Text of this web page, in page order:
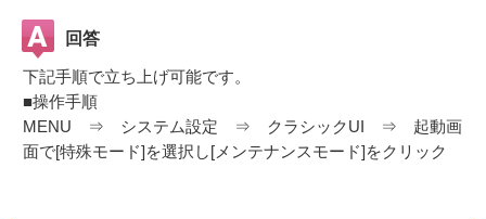
回答
下記手順で立ち上げ可能です。
■操作手順
MENU ⇒ システム設定 ⇒ クラシックUI ⇒ 起動画
面で[特殊モード]を選択し[メンテナンスモード]をクリック